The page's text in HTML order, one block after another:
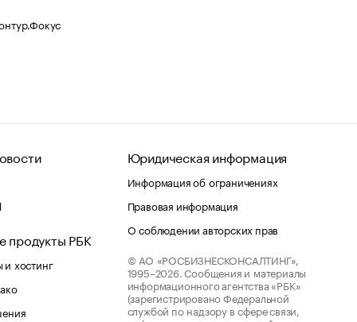
продукты РБК
хостинг
Юридическая информация
Информация об ограничениях
Правовая информация
О соблюдении авторских прав
© АО «РОСБИЗНЕСКОНСАЛТИНГ»,
1995–2026. Сообщения и материалы
информационного агентства «РБК»
(зарегистрировано Федеральной
службой по надзору в сфере связи,